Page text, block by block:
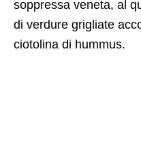
soppressa veneta, al
di verdure grigliate
ciotolina di hummus.